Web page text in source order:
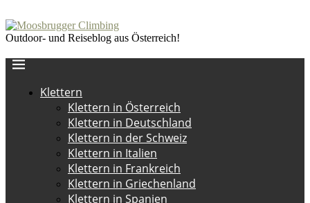
Outdoor- und Reiseblog aus Österreich!
Klettern
Klettern in Österreich
Klettern in Deutschland
Klettern in der Schweiz
Klettern in Italien
Klettern in Frankreich
Klettern in Griechenland
Klettern in Spanien